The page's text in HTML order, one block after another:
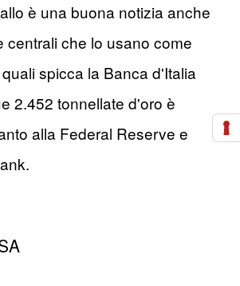
è una buona notizia anche
centrali che lo usano come
spicca la Banca d'Italia
2.452 tonnellate d'oro è
alla Federal Reserve e